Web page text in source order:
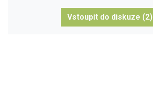
Vstoupit do diskuze (2)